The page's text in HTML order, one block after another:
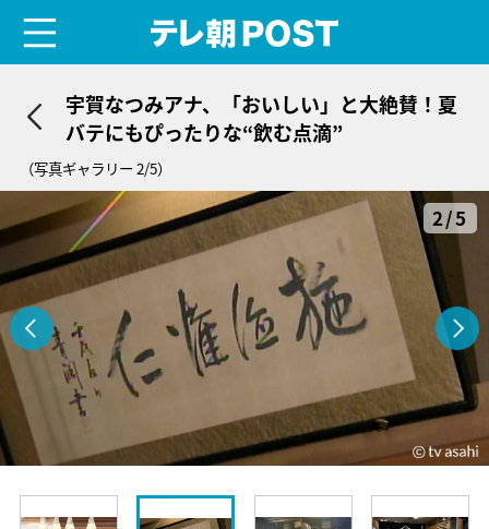
宇賀なつみアナ、「おいしい」と大絶賛！夏
バテにもぴったりな“飲む点滴”
（写真ギャラリー 2/5）
2/5